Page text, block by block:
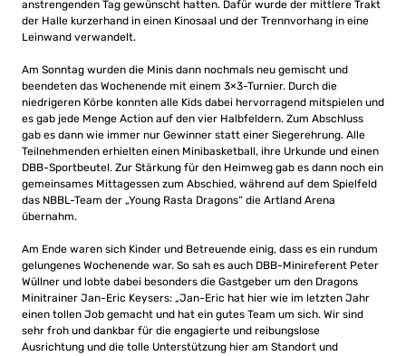
anstrengenden Tag gewünscht hatten. Dafür wurde der mittlere Trakt
der Halle kurzerhand in einen Kinosaal und der Trennvorhang in eine
Leinwand verwandelt.
Am Sonntag wurden die Minis dann nochmals neu gemischt und
beendeten das Wochenende mit einem 3×3-Turnier. Durch die
niedrigeren Körbe konnten alle Kids dabei hervorragend mitspielen und
es gab jede Menge Action auf den vier Halbfeldern. Zum Abschluss
gab es dann wie immer nur Gewinner statt einer Siegerehrung. Alle
Teilnehmenden erhielten einen Minibasketball, ihre Urkunde und einen
DBB-Sportbeutel. Zur Stärkung für den Heimweg gab es dann noch ein
gemeinsames Mittagessen zum Abschied, während auf dem Spielfeld
das NBBL-Team der „Young Rasta Dragons“ die Artland Arena
übernahm.
Am Ende waren sich Kinder und Betreuende einig, dass es ein rundum
gelungenes Wochenende war. So sah es auch DBB-Minireferent Peter
Wüllner und lobte dabei besonders die Gastgeber um den Dragons
Minitrainer Jan-Eric Keysers: „Jan-Eric hat hier wie im letzten Jahr
einen tollen Job gemacht und hat ein gutes Team um sich. Wir sind
sehr froh und dankbar für die engagierte und reibungslose
Ausrichtung und die tolle Unterstützung hier am Standort und